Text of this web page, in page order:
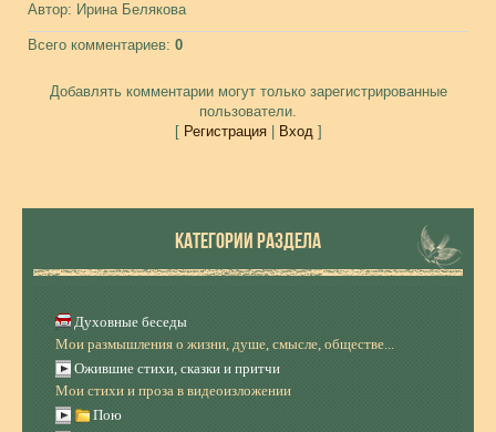
Автор: Ирина Белякова
Всего комментариев: 0
Добавлять комментарии могут только зарегистрированные
пользователи.
[ Регистрация| Вход]
КАТЕГОРИИ РАЗДЕЛА
Духовные беседы
Мои размышления о жизни, душе, смысле, обществе...
Ожившие стихи, сказки и притчи
Мои стихи и проза в видеоизложении
Пою